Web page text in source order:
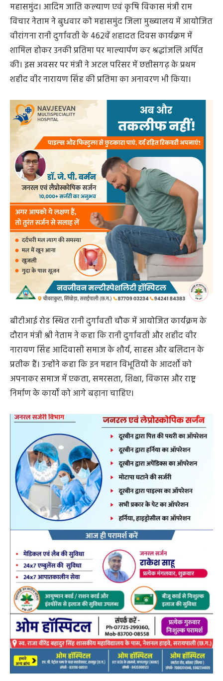
महासमुंद। आदिम जाति कल्याण एवं कृषि विकास मंत्री राम
विचार नेताम ने बुधवार को महासमुंद जिला मुख्यालय में आयोजित
वीरांगना रानी दुर्गावती के 462वें शहादत दिवस कार्यक्रम में
शामिल होकर उनकी प्रतिमा पर माल्यार्पण कर श्रद्धांजलि अर्पित
की। इस अवसर पर मंत्री ने अटल परिसर में छत्तीसगढ़ के प्रथम
शहीद वीर नारायण सिंह की प्रतिमा का अनावरण भी किया।
बीटीआई रोड स्थित रानी दुर्गावती चौक में आयोजित कार्यक्रम के
दौरान मंत्री श्री नेताम ने कहा कि रानी दुर्गावती और शहीद वीर
नारायण सिंह आदिवासी समाज के शौर्य, साहस और बलिदान के
प्रतीक हैं। उन्होंने कहा कि इन महान विभूतियों के आदर्शों को
अपनाकर समाज में एकता, समरसता, शिक्षा, विकास और राष्ट्र
निर्माण के कार्यों को आगे बढ़ाना चाहिए।